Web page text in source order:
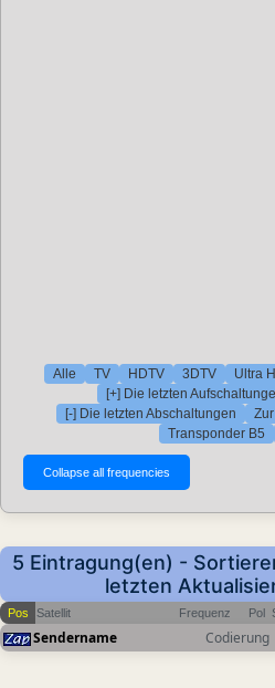
Alle TV HDTV 3DTV Ultra
[+] Die letzten
[-] Die letzten Abschaltungen
Transponder B5
5 Eintragung(en) -
letzten
Pos Satellit Frequenz Pol
Sendername Codierung